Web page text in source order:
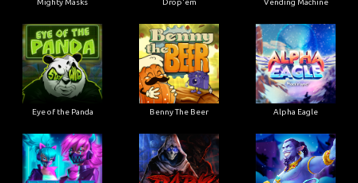
Eye of the Panda Benny The Beer Alpha Eagle